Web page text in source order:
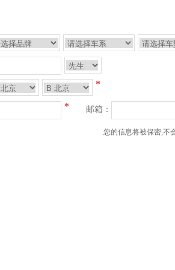
*
* 邮箱：
您的信息将被保密,不